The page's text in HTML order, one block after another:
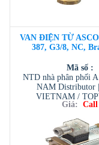
VAN ĐIỆN TỪ ASCO
387, G3/8, NC,
Mã số :
NTD nhà phân phối
NAM Distributor
VIETNAM /
VIETNAM /Giá: Call